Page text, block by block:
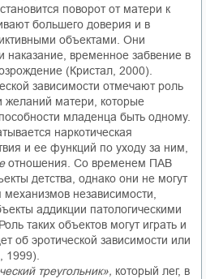
поворот от матери к
большего доверия и в
объектами. Они
наказание, временное забвение в
(Кристал, 2000).
зависимости отмечают роль
желаний матери, которые
младенца быть одному.
наркотическая
и ее функций по уходу за ним,
отношения. Со временем ПАВ
детства, однако они не могут
независимости,
аддикции патологическими
таких объектов могут играть и
об эротической зависимости или
1999).
треугольник», который лег, в